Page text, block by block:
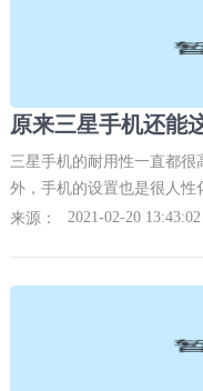
三星手机的耐用性一直都很
外，手机的设置也是很人性
手机里的内存会越来越大，
来源： 2021-02-20 13:43:02